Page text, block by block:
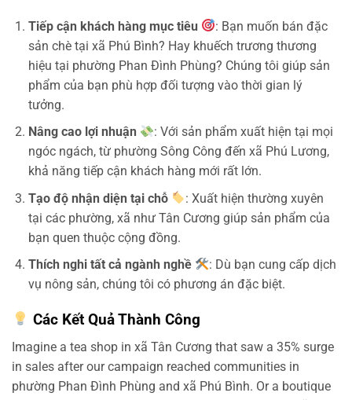
Tiếp cận khách hàng mục tiêu
: Bạn muốn bán đặc
sản chè tại xã Phú Bình? Hay khuếch trương thương
hiệu tại phường Phan Đình Phùng? Chúng tôi giúp sản
phẩm của bạn phù hợp đối tượng vào thời gian lý
tưởng.
Nâng cao lợi nhuận
: Với sản phẩm xuất hiện tại mọi
ngóc ngách, từ phường Sông Công đến xã Phú Lương,
khả năng tiếp cận khách hàng mới rất lớn.
Tạo độ nhận diện tại chỗ
: Xuất hiện thường xuyên
tại các phường, xã như Tân Cương giúp sản phẩm của
bạn quen thuộc cộng đồng.
Thích nghi tất cả ngành nghề
: Dù bạn cung cấp dịch
vụ nông sản, chúng tôi có phương án đặc biệt.
Các Kết Quả Thành Công
Imagine a tea shop in xã Tân Cương that saw a 35% surge
in sales after our campaign reached communities in
phường Phan Đình Phùng and xã Phú Bình. Or a boutique